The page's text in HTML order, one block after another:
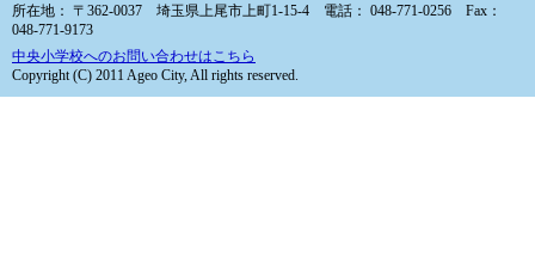
所在地： 〒362-0037 埼玉県上尾市上町1-15-4 電話： 048-771-0256 Fax：
048-771-9173
中央小学校へのお問い合わせはこちら
Copyright (C) 2011 Ageo City, All rights reserved.